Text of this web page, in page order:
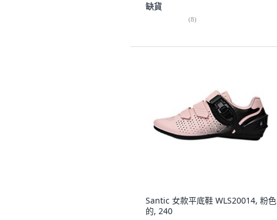
缺貨
(8)
Santic 女款平底鞋 WLS20014, 粉色
的, 240